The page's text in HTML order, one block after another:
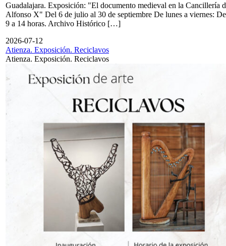
Guadalajara. Exposición: "El documento medieval en la Cancillería
Alfonso X" Del 6 de julio al 30 de septiembre De lunes a viernes: De
9 a 14 horas. Archivo Histórico […]
2026-07-12
Atienza. Exposición. Reciclavos
Atienza. Exposición. Reciclavos